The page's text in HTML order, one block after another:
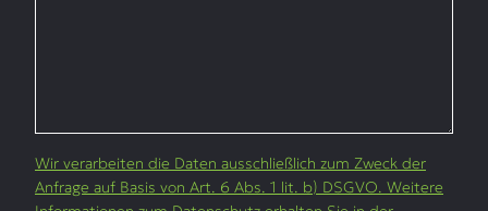
Wir verarbeiten die Daten ausschließlich zum Zweck der
Anfrage auf Basis von Art. 6 Abs. 1 lit. b) DSGVO. Weitere